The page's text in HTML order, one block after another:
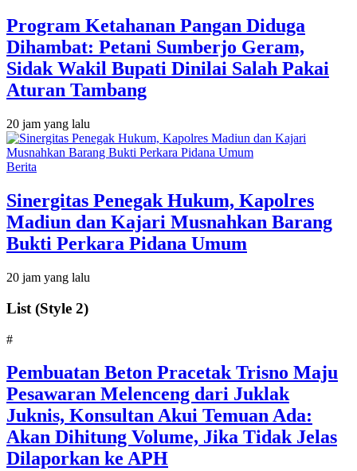
Program Ketahanan Pangan Diduga
Dihambat: Petani Sumberjo Geram,
Sidak Wakil Bupati Dinilai Salah Pakai
Aturan Tambang
20 jam yang lalu
Berita
Sinergitas Penegak Hukum, Kapolres
Madiun dan Kajari Musnahkan Barang
Bukti Perkara Pidana Umum
20 jam yang lalu
List (Style 2)
#
Pembuatan Beton Pracetak Trisno Maju
Pesawaran Melenceng dari Juklak
Juknis, Konsultan Akui Temuan Ada:
Akan Dihitung Volume, Jika Tidak Jelas
Dilaporkan ke APH